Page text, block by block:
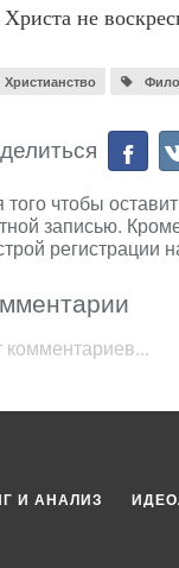
Христа не
Христианство
того чтобы
записью.
регистрации
комментариев...
И АНАЛИЗ